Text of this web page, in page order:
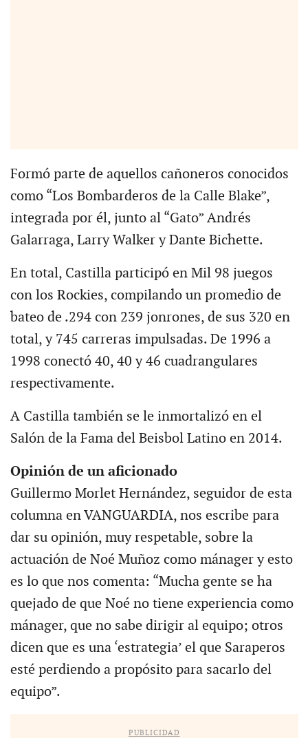
Formó parte de aquellos cañoneros conocidos
como “Los Bombarderos de la Calle Blake”,
integrada por él, junto al “Gato” Andrés
Galarraga, Larry Walker y Dante Bichette.
En total, Castilla participó en Mil 98 juegos
con los Rockies, compilando un promedio de
bateo de .294 con 239 jonrones, de sus 320 en
total, y 745 carreras impulsadas. De 1996 a
1998 conectó 40, 40 y 46 cuadrangulares
respectivamente.
A Castilla también se le inmortalizó en el
Salón de la Fama del Beisbol Latino en 2014.
Opinión de un aficionado
Guillermo Morlet Hernández, seguidor de esta
columna en VANGUARDIA, nos escribe para
dar su opinión, muy respetable, sobre la
actuación de Noé Muñoz como mánager y esto
es lo que nos comenta: “Mucha gente se ha
quejado de que Noé no tiene experiencia como
mánager, que no sabe dirigir al equipo; otros
dicen que es una ‘estrategia’ el que Saraperos
esté perdiendo a propósito para sacarlo del
equipo”.
PUBLICIDAD